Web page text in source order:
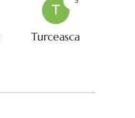
T
Turceasca